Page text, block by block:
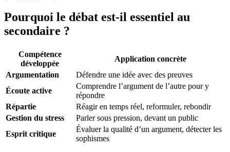
Pourquoi le débat est-il essentiel au
secondaire ?
Compétence
développée
Application concrète
Argumentation
Défendre une idée avec des preuves
Écoute active
Comprendre l’argument de l’autre pour y
répondre
Répartie
Réagir en temps réel, reformuler, rebondir
Gestion du stress
Parler sous pression, devant un public
Esprit critique
Évaluer la qualité d’un argument, détecter les
sophismes